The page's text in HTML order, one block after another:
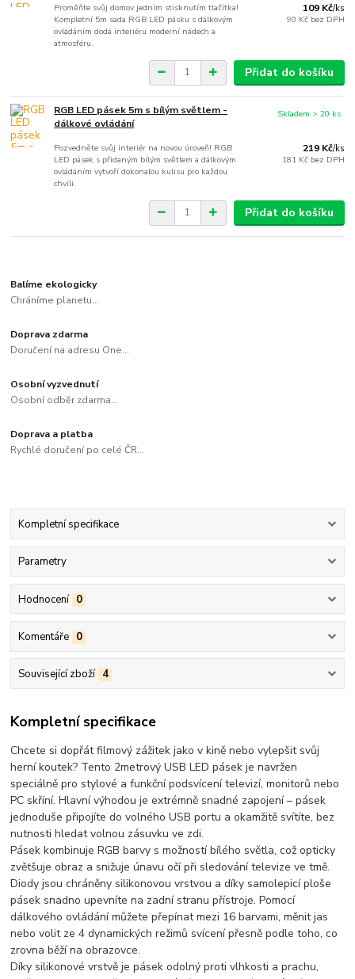
Proměňte svůj domov jedním stisknutím tlačítka!
Kompletní 5m sada RGB LED pásku s dálkovým
ovládáním dodá interiéru moderní nádech a
atmosféru.
109 Kč/ks
90 Kč bez DPH
Přidat do košíku
RGB LED pásek 5m s bílým světlem -
dálkové ovládání
Pozvedněte svůj interiér na novou úroveň! RGB
LED pásek s přidaným bílým světlem a dálkovým
ovládáním vytvoří dokonalou kulisu pro každou
chvíli.
219 Kč/ks
181 Kč bez DPH
Skladem > 20 ks
Přidat do košíku
Balíme ekologicky
Chráníme planetu...
Doprava zdarma
Doručení na adresu One...
Osobní vyzvednutí
Osobní odběr zdarma...
Doprava a platba
Rychlé doručení po celé ČR...
Kompletní specifikace
Parametry
Hodnocení 0
Komentáře 0
Související zboží 4
Kompletní specifikace
Chcete si dopřát filmový zážitek jako v kině nebo vylepšit svůj
herní koutek? Tento 2metrový USB LED pásek je navržen
speciálně pro stylové a funkční podsvícení televizí, monitorů nebo
PC skříní.Hlavní výhodou je extrémně snadné zapojení– pásek
jednoduše připojíte do volného USB portu a okamžitě svítíte, bez
nutnosti hledat volnou zásuvku ve zdi.
Pásek kombinuje RGB barvy s možností bílého světla, což opticky
zvětšuje obraz a snižuje únavu očí při sledování televize ve tmě.
Diody jsou chráněny silikonovou vrstvou a díky samolepicí ploše
pásek snadno upevníte na zadní stranu přístroje. Pomocí
dálkového ovládání můžete přepínat mezi 16 barvami, měnit jas
nebo volit ze 4 dynamických režimů svícení přesně podle toho, co
zrovna běží na obrazovce.
Díky silikonové vrstvě je pásek odolný proti vlhkosti a prachu,